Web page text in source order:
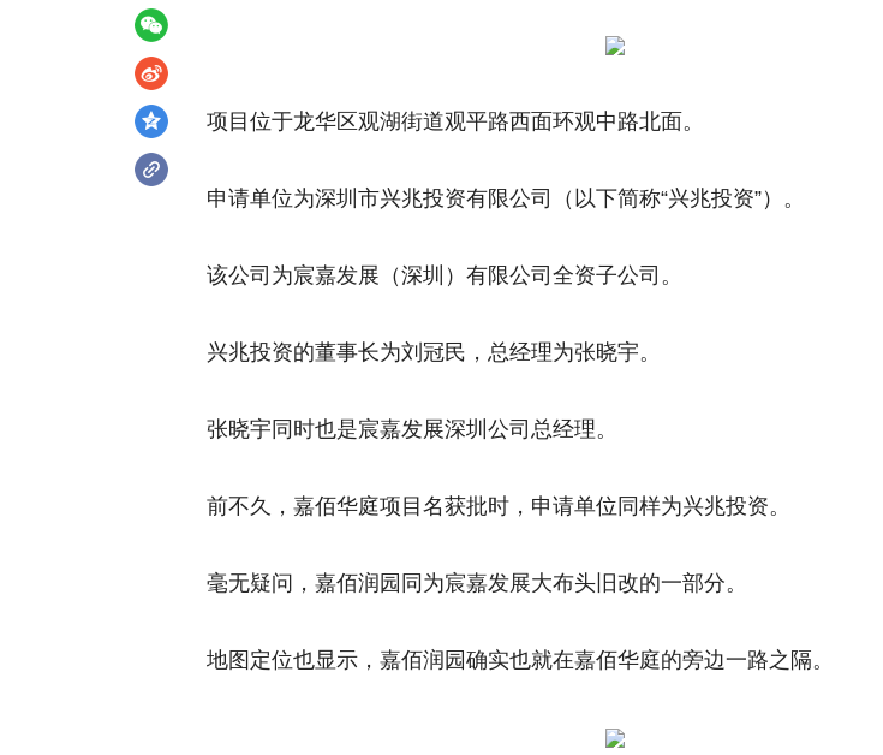
项目位于龙华区观湖街道观平路西面环观中路北面。
申请单位为深圳市兴兆投资有限公司（以下简称“兴兆投资”）。
该公司为宸嘉发展（深圳）有限公司全资子公司。
兴兆投资的董事长为刘冠民，总经理为张晓宇。
张晓宇同时也是宸嘉发展深圳公司总经理。
前不久，嘉佰华庭项目名获批时，申请单位同样为兴兆投资。
毫无疑问，嘉佰润园同为宸嘉发展大布头旧改的一部分。
地图定位也显示，嘉佰润园确实也就在嘉佰华庭的旁边一路之隔。